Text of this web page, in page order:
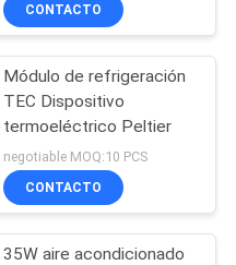
CONTACTO
Módulo de refrigeración
TEC Dispositivo
termoeléctrico Peltier
negotiable MOQ:10 PCS
CONTACTO
35W aire acondicionado